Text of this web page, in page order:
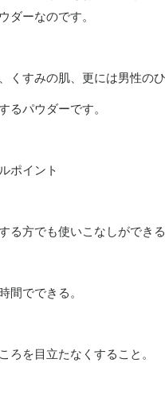
ダーなのです。
くすみの肌、更には男性の
るパウダーです。
ポイント
る方でも使いこなしができ
間でできる。
ろを目立たなくすること。